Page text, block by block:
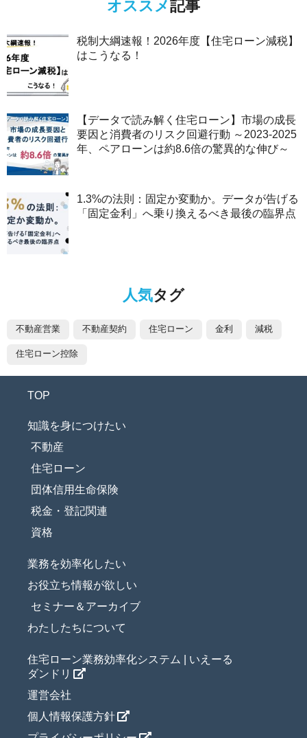
オススメ記事
税制大綱速報！2026年度【住宅ローン減税】
はこうなる！
【データで読み解く住宅ローン】市場の成長
要因と消費者のリスク回避行動 ～2023-2025
年、ペアローンは約8.6倍の驚異的な伸び～
1.3%の法則：固定か変動か。データが告げる
「固定金利」へ乗り換えるべき最後の臨界点
人気タグ
不動産営業 不動産契約 住宅ローン 金利 減税
住宅ローン控除
TOP
知識を身につけたい
不動産
住宅ローン
団体信用生命保険
税金・登記関連
資格
業務を効率化したい
お役立ち情報が欲しい
セミナー＆アーカイブ
わたしたちについて
住宅ローン業務効率化システム | いえーる
ダンドリ
運営会社
個人情報保護方針